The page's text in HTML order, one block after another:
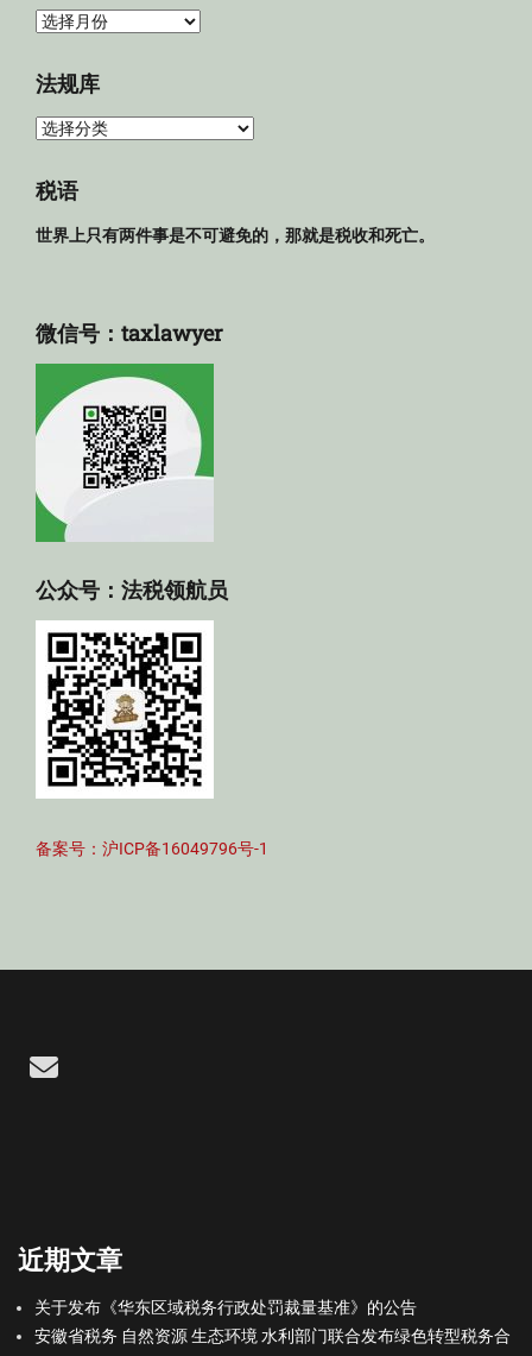
归
法规库
法
库
税语
世界上只有两件事是不可避免的，那就是税收和死亡。
微信号：taxlawyer
公众号：法税领航员
备案号：沪ICP备16049796号-1
Email
近期文章
关于发布《华东区域税务行政处罚裁量基准》的公告
安徽省税务 自然资源 生态环境 水利部门联合发布绿色转型税务合